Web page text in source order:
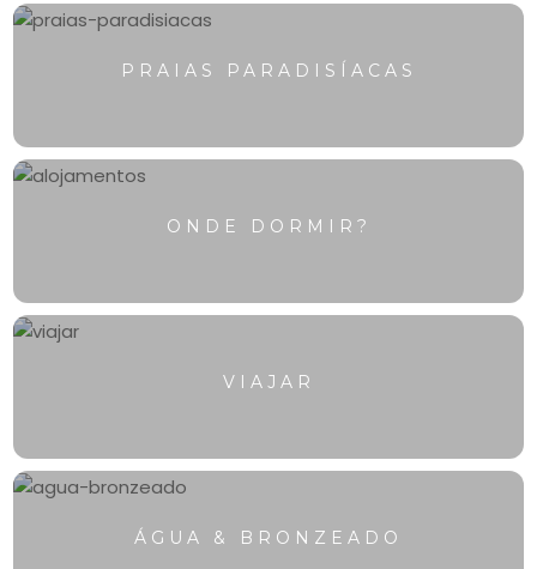
Falem
💬
PRAIAS PARADISÍACAS
ONDE DORMIR?
VIAJAR
ÁGUA & BRONZEADO